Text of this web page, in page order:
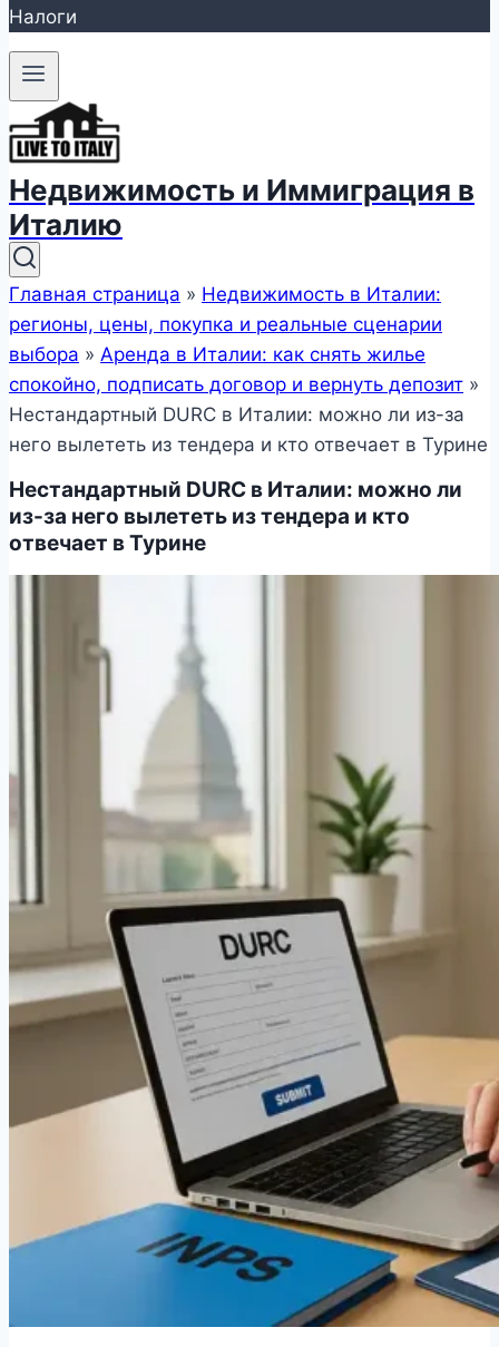
Налоги
Недвижимость и Иммиграция в
Италию
Главная страница » Недвижимость в Италии:
регионы, цены, покупка и реальные сценарии
выбора » Аренда в Италии: как снять жилье
спокойно, подписать договор и вернуть депозит »
Нестандартный DURC в Италии: можно ли из-за
него вылететь из тендера и кто отвечает в Турине
Нестандартный DURC в Италии: можно ли
из-за него вылететь из тендера и кто
отвечает в Турине